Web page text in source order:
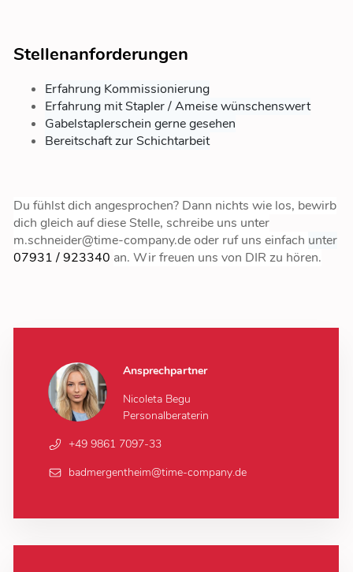
Ansprechpartner
Nicoleta Begu
Personalberaterin
+49 9861 7097-33
badmergentheim@time-company.de
Stellenanforderungen
Erfahrung Kommissionierung
Erfahrung mit Stapler / Ameise wünschenswert
Gabelstaplerschein gerne gesehen
Bereitschaft zur Schichtarbeit
Du fühlst dich angesprochen? Dann nichts wie los, bewirb
dich gleich auf diese Stelle, schreibe uns unter
m.schneider@time-company.de oder ruf uns einfach unter
07931 / 923340 an. Wir freuen uns von DIR zu hören.